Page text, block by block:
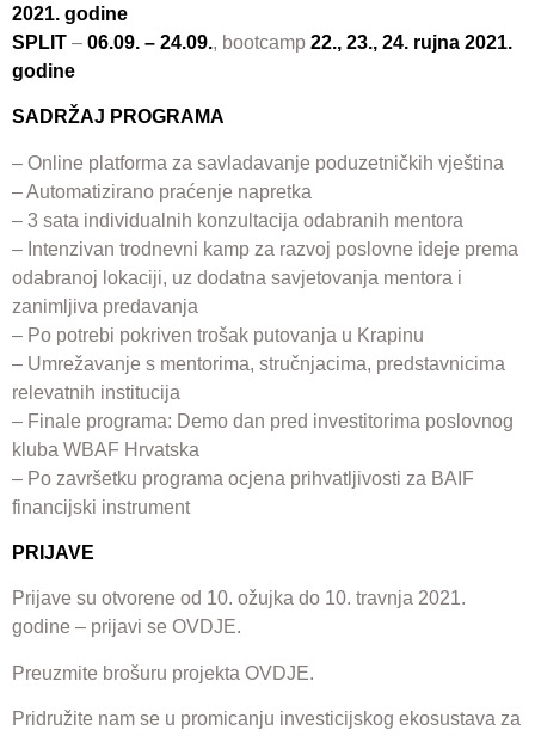
2021. godine
SPLIT – 06.09. – 24.09., bootcamp 22., 23., 24. rujna 2021.
godine
SADRŽAJ PROGRAMA
– Online platforma za savladavanje poduzetničkih vještina
– Automatizirano praćenje napretka
– 3 sata individualnih konzultacija odabranih mentora
– Intenzivan trodnevni kamp za razvoj poslovne ideje prema
odabranoj lokaciji, uz dodatna savjetovanja mentora i
zanimljiva predavanja
– Po potrebi pokriven trošak putovanja u Krapinu
– Umrežavanje s mentorima, stručnjacima, predstavnicima
relevatnih institucija
– Finale programa: Demo dan pred investitorima poslovnog
kluba WBAF Hrvatska
– Po završetku programa ocjena prihvatljivosti za BAIF
financijski instrument
PRIJAVE
Prijave su otvorene od 10. ožujka do 10. travnja 2021.
godine – prijavi se OVDJE.
Preuzmite brošuru projekta OVDJE.
Pridružite nam se u promicanju investicijskog ekosustava za